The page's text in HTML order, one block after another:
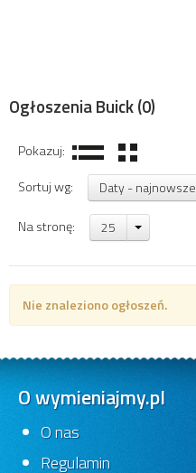
Ogłoszenia Buick(0)
Pokazuj:
Sortuj wg:
Daty - najnowsze
Na stronę: 25
Nie znaleziono ogłoszeń.
O wymieniajmy.pl
O nas
Regulamin